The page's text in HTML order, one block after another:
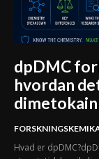
dpDMC
hvordan
dimetokain
Hvad er